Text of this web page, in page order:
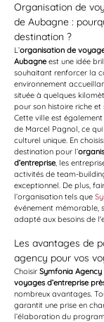
Organisation de
de Aubagne :
destination ?
L’organisation de
Aubagne est une idée
souhaitant renforcer la
environnement
située à quelques
pour son histoire riche
Cette ville est
de Marcel Pagnol, ce
culturel unique. En
destination pour l’
d’entreprise, les
activités de team-
exceptionnel. De plus,
l’organisation tels que
événement mémorable,
adapté aux besoins de
Les avantages de
agency pour vos
Choisir Symfonia Agency
voyages d’entreprise
nombreux avantages.
garantit une prise en
l’élaboration du